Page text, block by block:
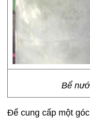
Bể
Để cung cấp một